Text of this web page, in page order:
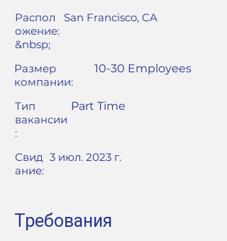
Распол
ожение:
&nbsp;
San Francisco, CA
Размер
компании:
10-30 Employees
Тип
вакансии
:
Part Time
Свид
ание:
3 июл. 2023 г.
Требования